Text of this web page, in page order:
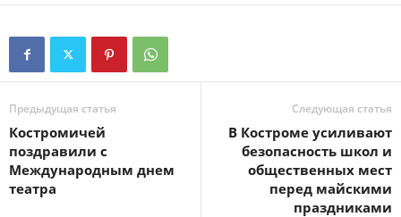
Предыдущая статья
Костромичей
поздравили с
Международным днем
театра
Следующая статья
В Костроме усиливают
безопасность школ и
общественных мест
перед майскими
праздниками